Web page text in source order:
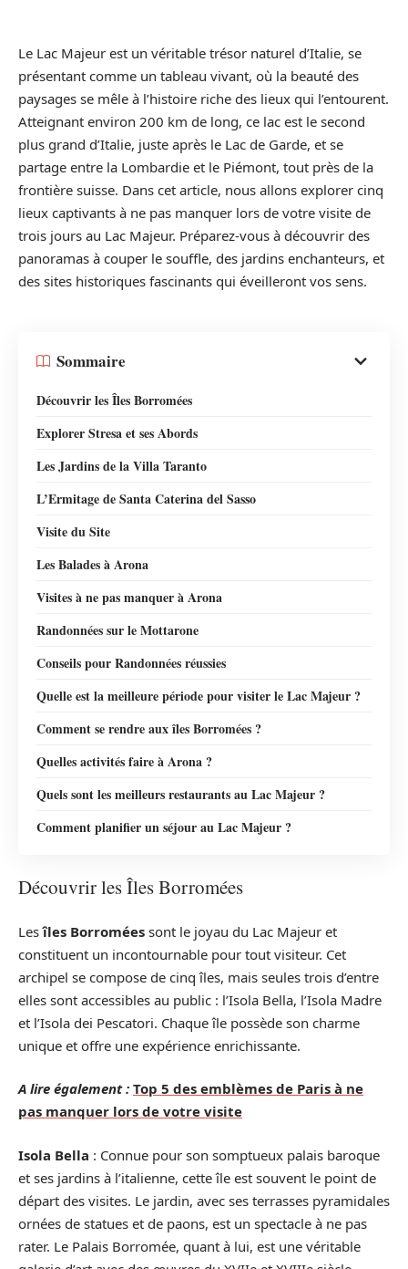
Le Lac Majeur est un véritable trésor naturel d’Italie, se
présentant comme un tableau vivant, où la beauté des
paysages se mêle à l’histoire riche des lieux qui l’entourent.
Atteignant environ 200 km de long, ce lac est le second
plus grand d’Italie, juste après le Lac de Garde, et se
partage entre la Lombardie et le Piémont, tout près de la
frontière suisse. Dans cet article, nous allons explorer cinq
lieux captivants à ne pas manquer lors de votre visite de
trois jours au Lac Majeur. Préparez-vous à découvrir des
panoramas à couper le souffle, des jardins enchanteurs, et
des sites historiques fascinants qui éveilleront vos sens.
Sommaire
Découvrir les Îles Borromées
Explorer Stresa et ses Abords
Les Jardins de la Villa Taranto
L’Ermitage de Santa Caterina del Sasso
Visite du Site
Les Balades à Arona
Visites à ne pas manquer à Arona
Randonnées sur le Mottarone
Conseils pour Randonnées réussies
Quelle est la meilleure période pour visiter le Lac Majeur ?
Comment se rendre aux îles Borromées ?
Quelles activités faire à Arona ?
Quels sont les meilleurs restaurants au Lac Majeur ?
Comment planifier un séjour au Lac Majeur ?
Découvrir les Îles Borromées
Lesîles Borromées sont le joyau du Lac Majeur et
constituent un incontournable pour tout visiteur. Cet
archipel se compose de cinq îles, mais seules trois d’entre
elles sont accessibles au public : l’Isola Bella, l’Isola Madre
et l’Isola dei Pescatori. Chaque île possède son charme
unique et offre une expérience enrichissante.
A lire également : Top 5 des emblèmes de Paris à ne
pas manquer lors de votre visite
Isola Bella : Connue pour son somptueux palais baroque
et ses jardins à l’italienne, cette île est souvent le point de
départ des visites. Le jardin, avec ses terrasses pyramidales
ornées de statues et de paons, est un spectacle à ne pas
rater. Le Palais Borromée, quant à lui, est une véritable